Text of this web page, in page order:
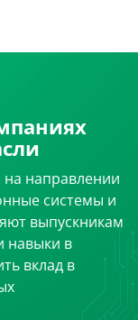
направлении
системы и
выпускникам
навыки в
вклад в